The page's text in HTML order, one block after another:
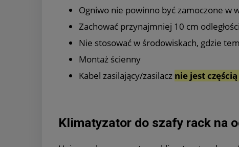
Ogniwo nie powinno być zamoczone w
Zachować przynajmniej 10 cm
Nie stosować w środowiskach, gdzie
Montaż ścienny
Kabel zasilający/zasilacz nie jest
Klimatyzator do szafy rack na